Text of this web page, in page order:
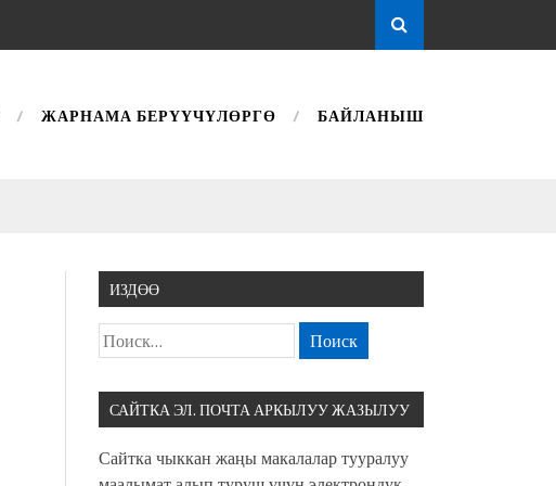
ЖАРНАМА БЕРҮҮЧҮЛӨРГӨ БАЙЛАНЫШ
ИЗДӨӨ
САЙТКА ЭЛ. ПОЧТА АРКЫЛУУ ЖАЗЫЛУУ
Сайтка чыккан жаңы макалалар тууралуу